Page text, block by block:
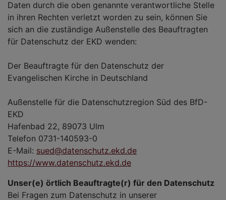
Daten durch die oben genannte verantwortliche Stelle
in ihren Rechten verletzt worden zu sein, können Sie
sich an die zuständige Außenstelle des Beauftragten
für Datenschutz der EKD wenden:
Der Beauftragte für den Datenschutz der
Evangelischen Kirche in Deutschland
Außenstelle für die Datenschutzregion Süd des BfD-
EKD
Hafenbad 22, 89073 Ulm
Telefon 0731-140593-0
E-Mail: sued@datenschutz.ekd.de
https://www.datenschutz.ekd.de
Unser(e) örtlich Beauftragte(r) für den Datenschutz
Bei Fragen zum Datenschutz in unserer